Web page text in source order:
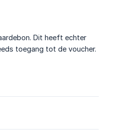
Dit heeft echter
toegang tot de voucher.